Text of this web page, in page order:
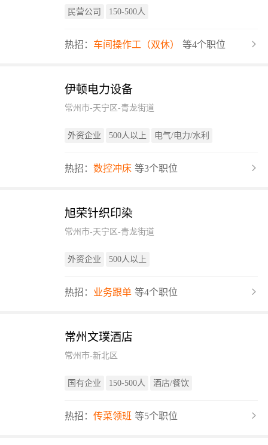
民营公司 150-500人
热招： 车间操作工（双休） 等4个职位
伊顿电力设备
常州市-天宁区-青龙街道
外资企业 500人以上 电气/电力/水利
热招： 数控冲床 等3个职位
旭荣针织印染
常州市-天宁区-青龙街道
外资企业 500人以上
热招： 业务跟单 等4个职位
常州文璞酒店
常州市-新北区
国有企业 150-500人 酒店/餐饮
热招： 传菜领班 等5个职位